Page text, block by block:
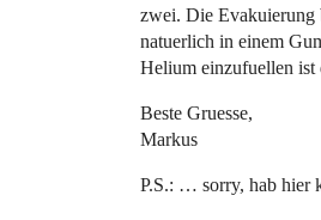
zwei. Die Evakuierung
natuerlich in einem
Helium einzufuellen
Beste Gruesse,
Markus
P.S.: … sorry, hab hier